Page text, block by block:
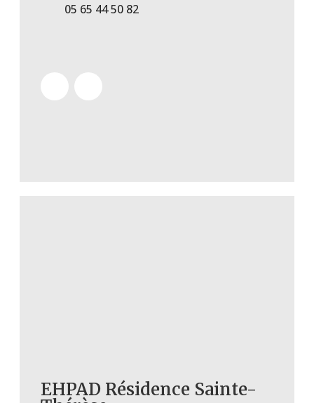
05 65 44 50 82
EHPAD Résidence Sainte-